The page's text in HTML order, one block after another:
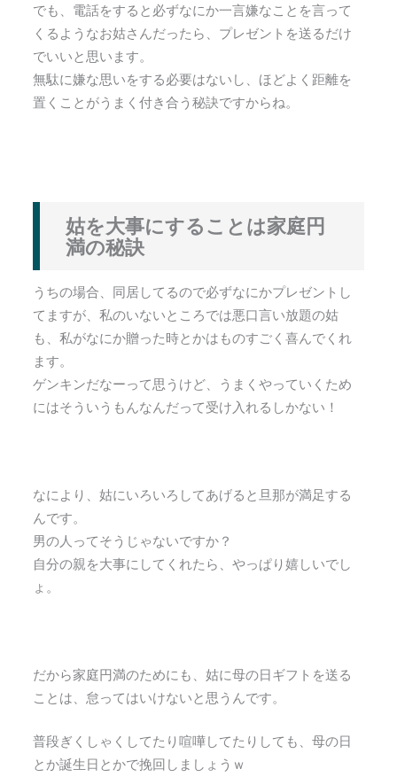
でも、電話をすると必ずなにか一言嫌なことを言って
くるようなお姑さんだったら、プレゼントを送るだけ
でいいと思います。
無駄に嫌な思いをする必要はないし、ほどよく距離を
置くことがうまく付き合う秘訣ですからね。
姑を大事にすることは家庭円
満の秘訣
うちの場合、同居してるので必ずなにかプレゼントし
てますが、私のいないところでは悪口言い放題の姑
も、私がなにか贈った時とかはものすごく喜んでくれ
ます。
ゲンキンだなーって思うけど、うまくやっていくため
にはそういうもんなんだって受け入れるしかない！
なにより、姑にいろいろしてあげると旦那が満足する
んです。
男の人ってそうじゃないですか？
自分の親を大事にしてくれたら、やっぱり嬉しいでし
ょ。
だから家庭円満のためにも、姑に母の日ギフトを送る
ことは、怠ってはいけないと思うんです。
普段ぎくしゃくしてたり喧嘩してたりしても、母の日
とか誕生日とかで挽回しましょうｗ